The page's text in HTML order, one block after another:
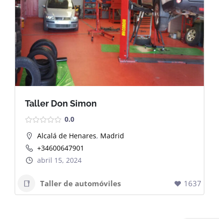
Dashboard
Taller Don Simon
0.0
Alcalá de Henares, Madrid
+34600647901
abril 15, 2024
Taller de automóviles 1637